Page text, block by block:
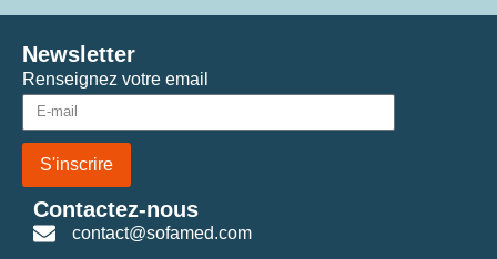
Renseignez votre email
S'inscrire
Newsletter
Contactez-nous
contact@sofamed.com